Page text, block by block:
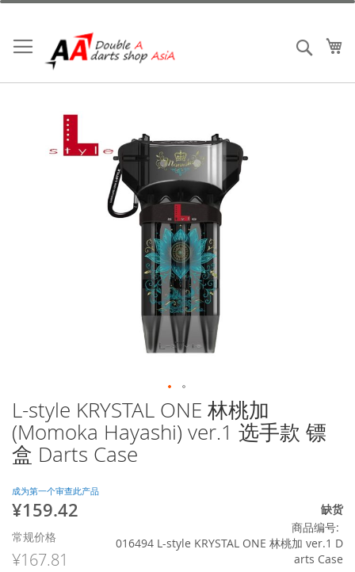
跳
内
容
搜索
L-style KRYSTAL ONE 林桃加
(Momoka Hayashi) ver.1 选手款 镖
盒 Darts Case
成为第一个审查此产品
特
价
格
¥159.42
常规价格
¥167.81
缺货
商品编号
016494 L-style KRYSTAL ONE 林桃加 ver.1 D
arts Case
跳
转
到
图
像
库
的
开
头